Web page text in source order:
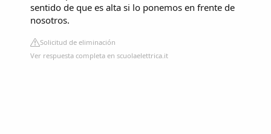
sentido de que es alta si lo ponemos en frente de
nosotros.
Solicitud de eliminación
Ver respuesta completa en scuolaelettrica.it